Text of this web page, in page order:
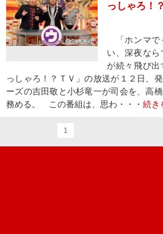
っしゃろ！
「ホンマで
い、深夜な
が続々飛び
っしゃろ！？ＴＶ」の放送が１２日、
ーズの吉田敬と小杉竜一が司会を、高
務める。 この番組は、思わ・・・ 続き
1